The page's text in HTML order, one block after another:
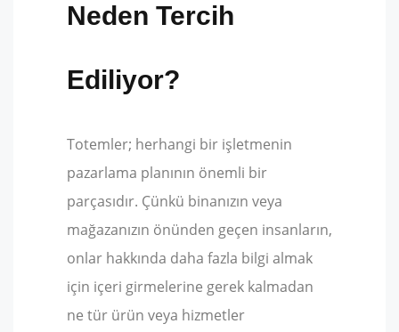
Neden Tercih
Ediliyor?
Totemler; herhangi bir işletmenin
pazarlama planının önemli bir
parçasıdır. Çünkü binanızın veya
mağazanızın önünden geçen insanların,
onlar hakkında daha fazla bilgi almak
için içeri girmelerine gerek kalmadan
ne tür ürün veya hizmetler